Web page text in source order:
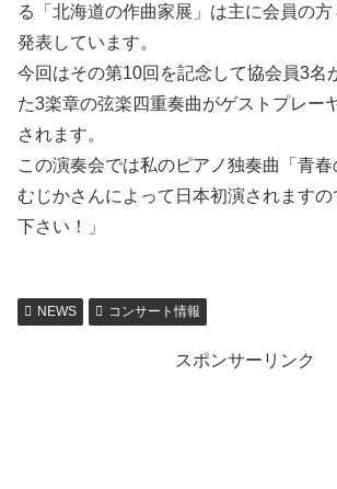
る「北海道の作曲家展」は主に会員の
発表しています。
今回はその第10回を記念して協会員3名
た3楽章の弦楽四重奏曲がゲストプレー
されます。
この演奏会では私のピアノ独奏曲「青
むじかさんによって日本初演されます
下さい！」
NEWS コンサート情報
スポンサーリンク